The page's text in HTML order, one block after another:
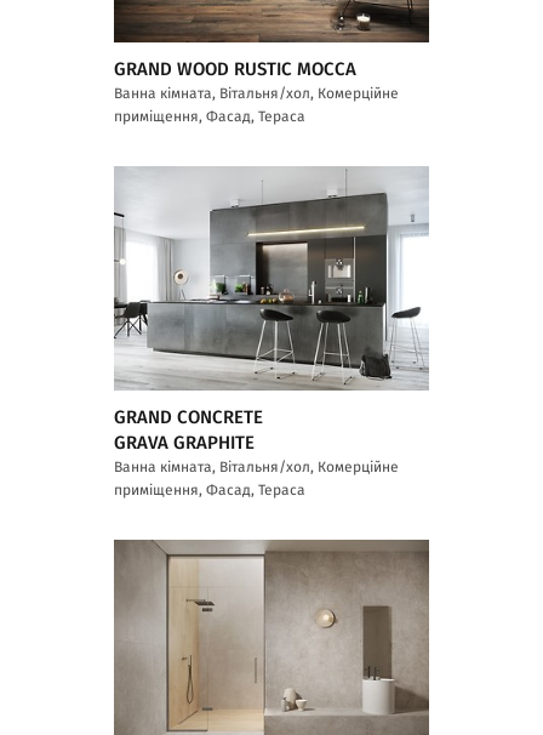
GRAND WOOD RUSTIC MOCCA
Ванна кімната, Вітальня/хол, Комерційне
приміщення, Фасад, Тераса
GRAND CONCRETE
GRAVA GRAPHITE
Ванна кімната, Вітальня/хол, Комерційне
приміщення, Фасад, Тераса